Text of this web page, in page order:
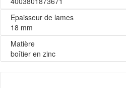
Epaisseur de lames
18 mm
Matière
boîtier en zinc